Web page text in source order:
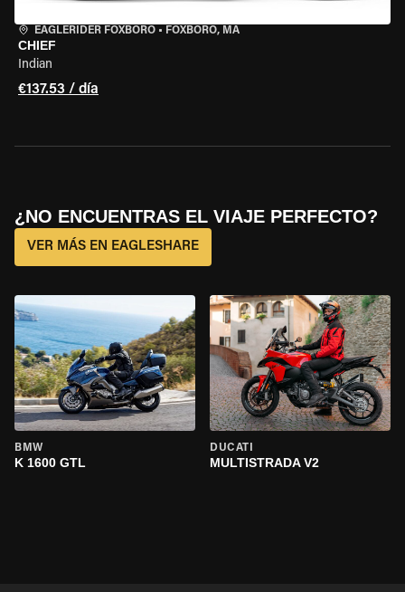
EAGLERIDER FOXBORO • FOXBORO, MA
CHIEF
Indian
€137.53 / día
¿NO ENCUENTRAS EL VIAJE PERFECTO?
VER MÁS EN EAGLESHARE
BMW
K 1600 GTL
DUCATI
MULTISTRADA V2